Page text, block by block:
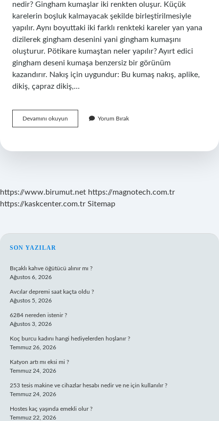
nedir? Gingham kumaşlar iki renkten oluşur. Küçük
karelerin boşluk kalmayacak şekilde birleştirilmesiyle
yapılır. Aynı boyuttaki iki farklı renkteki kareler yan yana
dizilerek gingham desenini yani gingham kumaşını
oluşturur. Pötikare kumaştan neler yapılır? Ayırt edici
gingham deseni kumaşa benzersiz bir görünüm
kazandırır. Nakış için uygundur: Bu kumaş nakış, aplike,
dikiş, çapraz dikiş,…
Devamını okuyun Pötikareli
Ne
Yorum Bırak
https://www.birumut.net https://magnotech.com.tr
https://kaskcenter.com.tr Sitemap
SIDEBAR
SON YAZILAR
Bıçaklı kahve öğütücü alınır mı ?
Ağustos 6, 2026
Avcılar depremi saat kaçta oldu ?
Ağustos 5, 2026
6284 nereden istenir ?
Ağustos 3, 2026
Koç burcu kadını hangi hediyelerden hoşlanır ?
Temmuz 26, 2026
Katyon artı mı eksi mi ?
Temmuz 24, 2026
253 tesis makine ve cihazlar hesabı nedir ve ne için kullanılır ?
Temmuz 24, 2026
Hostes kaç yaşında emekli olur ?
Temmuz 22, 2026